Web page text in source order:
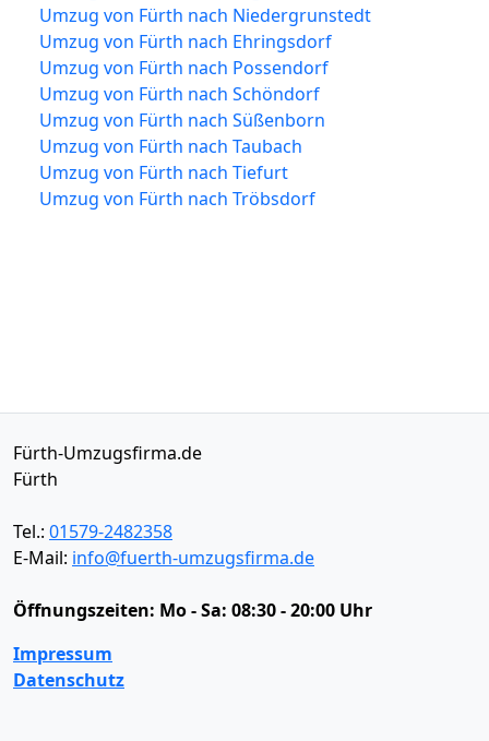
Umzug von Fürth nach Niedergrunstedt
Umzug von Fürth nach Ehringsdorf
Umzug von Fürth nach Possendorf
Umzug von Fürth nach Schöndorf
Umzug von Fürth nach Süßenborn
Umzug von Fürth nach Taubach
Umzug von Fürth nach Tiefurt
Umzug von Fürth nach Tröbsdorf
Fürth-Umzugsfirma.de
Fürth
Tel.: 01579-2482358
E-Mail: info@fuerth-umzugsfirma.de
Öffnungszeiten: Mo - Sa: 08:30 - 20:00 Uhr
Impressum
Datenschutz